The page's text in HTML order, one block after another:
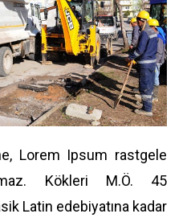
Lorem Ipsum rastgele
Kökleri M.Ö. 45
Latin edebiyatına kadar